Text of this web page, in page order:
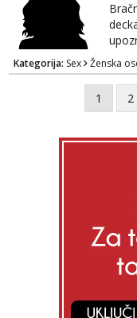
Kategorija: Sex Ženska
1 2